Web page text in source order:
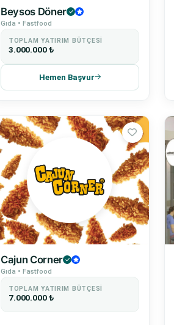
Beysos Döner
Gıda • Fastfood
TOPLAM YATIRIM BÜTÇESI
3.000.000 ₺
Hemen Başvur
Cajun Corner
Gıda • Fastfood
TOPLAM YATIRIM BÜTÇESI
7.000.000 ₺